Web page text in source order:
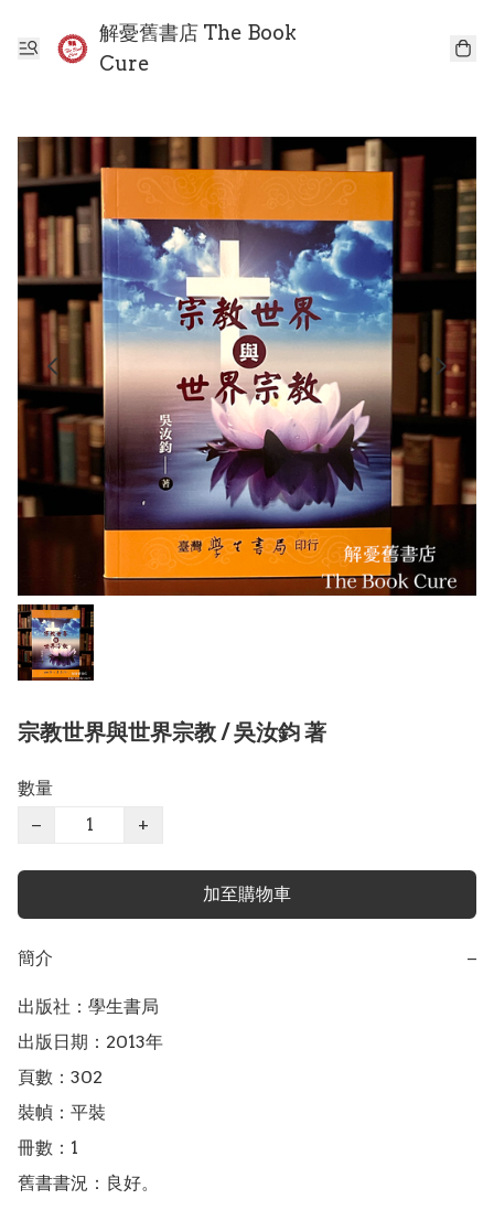
解憂舊書店 The Book
Cure
宗教世界與世界宗教 / 吳汝鈞 著
數量
−
+
加至購物車
簡介 −
出版社：學生書局
出版日期：2013年
頁數：302
裝幀：平裝
冊數：1
舊書書況：良好。